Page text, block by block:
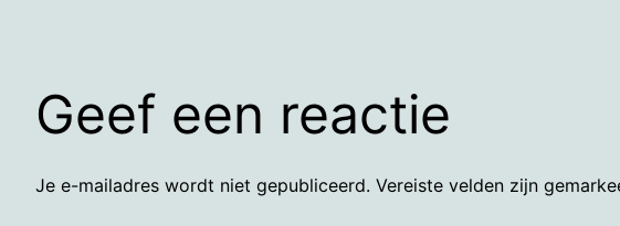
Geef een reactie
Je e-mailadres wordt niet gepubliceerd. Vereiste velden zijn